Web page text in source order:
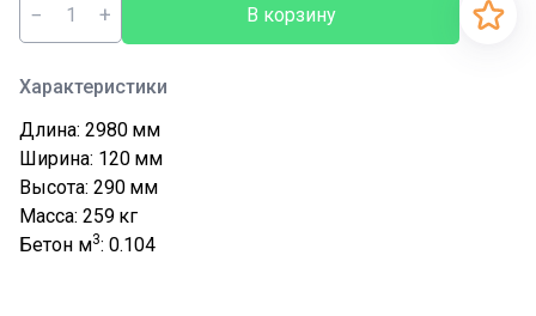
− + В корзину
Характеристики
Длина: 2980 мм
Ширина: 120 мм
Высота: 290 мм
Масса: 259 кг
Бетон м3: 0.104